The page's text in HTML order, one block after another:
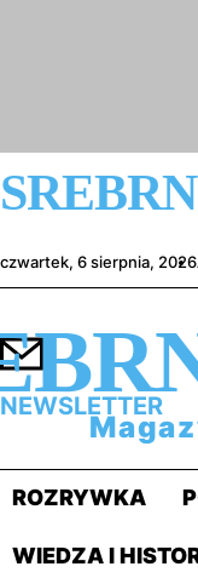
czwartek, 6 sierpnia, 2026
NEWSLETTER
ROZRYWKA
WIEDZA I